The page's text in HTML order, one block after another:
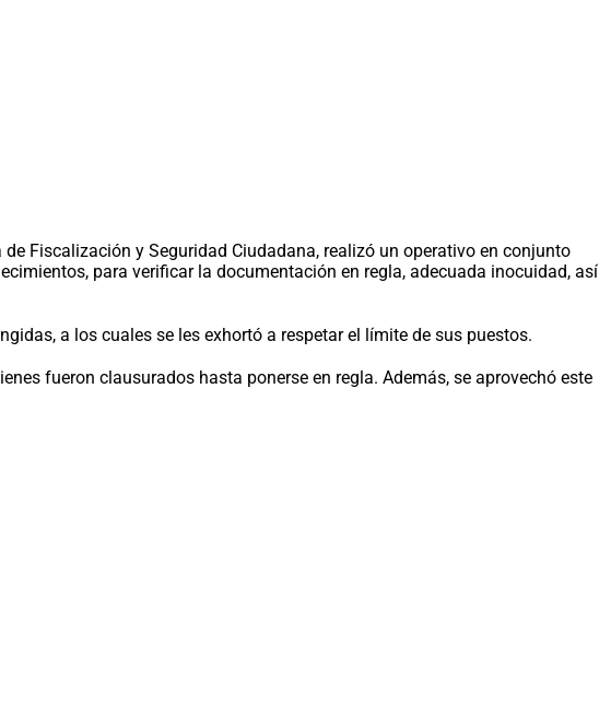
Fiscalización y Seguridad Ciudadana, realizó un operativo en conjunto
para verificar la documentación en regla, adecuada inocuidad, así
a los cuales se les exhortó a respetar el límite de sus puestos.
fueron clausurados hasta ponerse en regla. Además, se aprovechó este